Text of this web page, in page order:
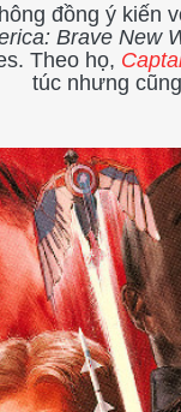
đồng ý kiến
Brave New
Theo họ,
túc nhưng